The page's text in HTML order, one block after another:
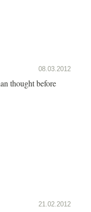
08.03.2012
thought before
21.02.2012